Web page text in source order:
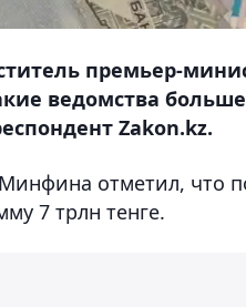
премьер-
ведомства
Zakon.kz.
отметил, что
7 трлн тенге.